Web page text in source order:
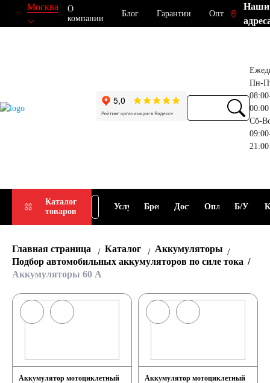
Москва
О
компании
Блог Гарантии Опт
Наши
Пн-
00:00
Сб-
21:00
Каталог
товаров
Подбор
АКБ
Услуги Бренды ДоставкаОплата Б/У
Главная страница Каталог
Аккумуляторы
Подбор автомобильных аккумуляторов по силе тока
Аккумуляторы 60 А
Аккумулятор мотоциклетный
Аккумулятор мотоциклетный